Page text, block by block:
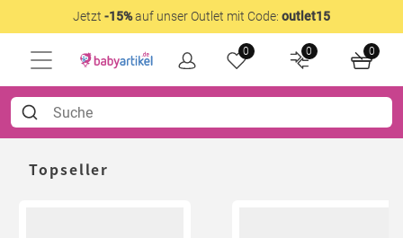
Jetzt -15%auf unser Outlet mit Code: outlet15
0 0 0
Topseller